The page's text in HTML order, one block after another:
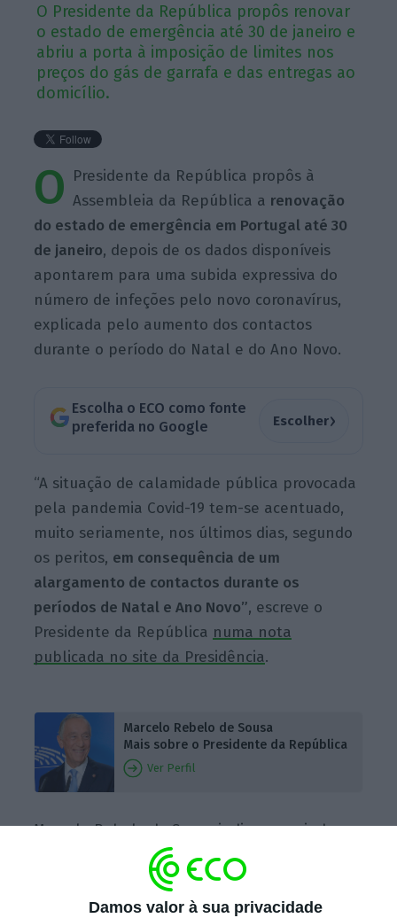
Damos valor à sua privacidade
O Presidente da República propôs renovar
o estado de emergência até 30 de janeiro e
abriu a porta à imposição de limites nos
preços do gás de garrafa e das entregas ao
domicílio.
O Presidente da República propôs à
Assembleia da República a renovação
do estado de emergência em Portugal até 30
de janeiro, depois de os dados disponíveis
apontarem para uma subida expressiva do
número de infeções pelo novo coronavírus,
explicada pelo aumento dos contactos
durante o período do Natal e do Ano Novo.
Escolha o ECO como fonte
preferida no Google
Escolher›
“A situação de calamidade pública provocada
pela pandemia Covid-19 tem-se acentuado,
muito seriamente, nos últimos dias, segundo
os peritos, em consequência de um
alargamento de contactos durante os
períodos de Natal e Ano Novo”, escreve o
Presidente da República numa nota
publicada no site da Presidência.
Marcelo Rebelo de Sousa
Mais sobre o Presidente da República
Ver Perfil
Marcelo Rebelo de Sousa indica que ainda
que, “para além do alarmante aumento dos
números de infetados, internados e falecidos,
temos também uma situação de agravamento